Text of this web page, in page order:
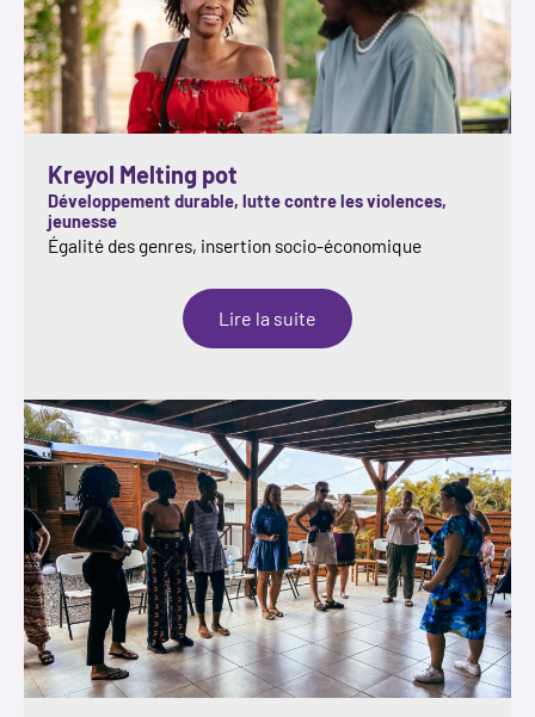
Kreyol Melting pot
Développement durable, lutte contre les violences,
jeunesse
Égalité des genres, insertion socio-économique
Lire la suite
Kreyol
Melting